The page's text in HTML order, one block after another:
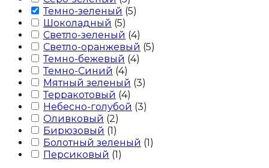
Темно-зеленый (5)
Шоколадный (5)
Светло-зеленый (4)
Светло-оранжевый (5)
Темно-бежевый (4)
Темно-Синий (4)
Мятный зеленый (3)
Терракотовый (4)
Небесно-голубой (3)
Оливковый (2)
Бирюзовый (1)
Болотный зеленый (1)
Персиковый (1)